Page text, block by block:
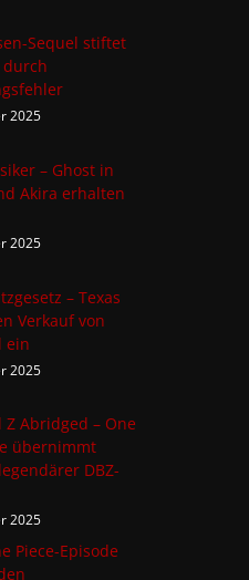
Sequel stiftet
2025
– Ghost in
Akira erhalten
2025
– Texas
Verkauf von
ein
2025
Z Abridged – One
übernimmt
DBZ-
2025
Piece-Episode